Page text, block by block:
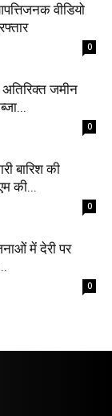
वीडियो
0
जमीन
0
बारिश की
की...
0
में देरी पर
0